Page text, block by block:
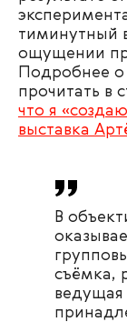
тиминутный
ощущении
Подробнее о
прочитать в
что я
выставка
В
съёмка,
ведущая